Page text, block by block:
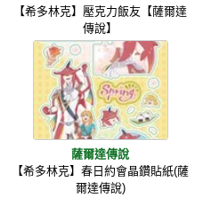
【希多林克】壓克力飯友【薩爾達
傳說】
薩爾達傳說
【希多林克】春日約會晶鑽貼紙(薩
爾達傳說)